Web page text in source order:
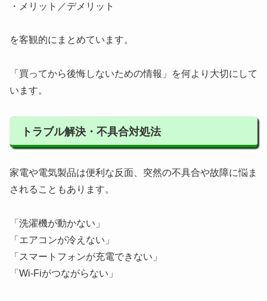
・メリット／デメリット
を客観的にまとめています。
「買ってから後悔しないための情報」を何より大切にして
います。
トラブル解決・不具合対処法
家電や電気製品は便利な反面、突然の不具合や故障に悩ま
されることもあります。
「洗濯機が動かない」
「エアコンが冷えない」
「スマートフォンが充電できない」
「Wi-Fiがつながらない」